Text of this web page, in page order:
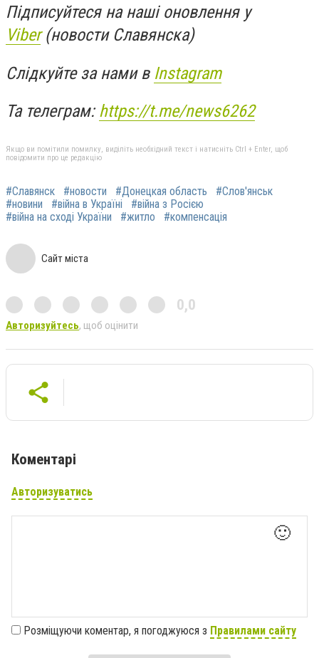
Підписуйтеся на наші оновлення у
Viber(новости Славянска)
Слідкуйте за нами в Instagram
Та телеграм:https://t.me/news6262
Якщо ви помітили помилку, виділіть необхідний текст і натисніть Ctrl + Enter, щоб
повідомити про це редакцію
#Славянск #новости #Донецкая область
#Слов'янськ
#новини
#війна в Україні
#війна з Росією
#війна на сході України
#житло #компенсація
Сайт міста
0,0
Авторизуйтесь, щоб оцінити
Коментарі
Авторизуватись
🙂
Розміщуючи коментар, я погоджуюся з Правилами сайту